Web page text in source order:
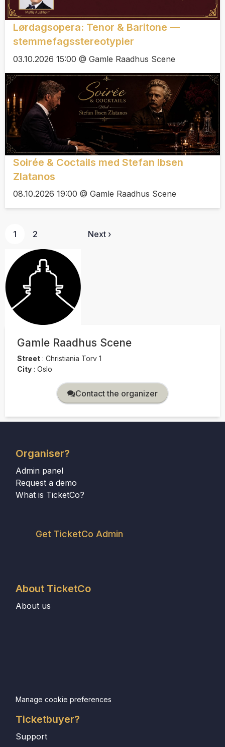
Lørdagsopera: Tenor & Baritone —
stemmefagsstereotypier
03.10.2026 15:00 @ Gamle Raadhus Scene
Soirée & Coctails med Stefan Ibsen
Zlatanos
08.10.2026 19:00 @ Gamle Raadhus Scene
1 2 Next ›
Gamle Raadhus Scene
Street : Christiania Torv 1
City : Oslo
Contact the organizer
Organiser?
Admin panel
Request a demo
What is TicketCo?
Get TicketCo Admin
About TicketCo
About us
Manage cookie preferences
Ticketbuyer?
Support